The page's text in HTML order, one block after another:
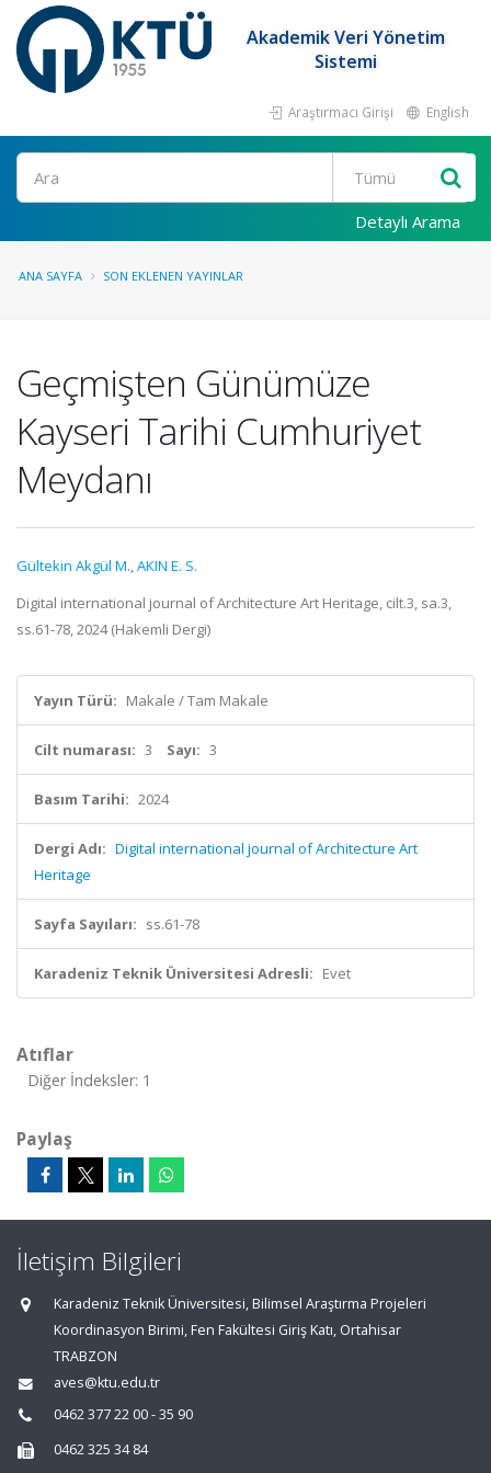
Akademik Veri Yönetim
Sistemi
Araştırmacı Girişi English
Ara
Detaylı Arama
ANA SAYFA SON EKLENEN YAYINLAR
Geçmişten Günümüze
Kayseri Tarihi Cumhuriyet
Meydanı
Gültekin Akgül M.,AKIN E. S.
Digital international journal of Architecture Art Heritage, cilt.3, sa.3,
ss.61-78, 2024 (Hakemli Dergi)
Yayın Türü: Makale / Tam Makale
Cilt numarası: 3 Sayı: 3
Basım Tarihi: 2024
Dergi Adı: Digital international journal of Architecture Art
Heritage
Sayfa Sayıları: ss.61-78
Karadeniz Teknik Üniversitesi Adresli: Evet
Atıflar
Diğer İndeksler: 1
Paylaş
İletişim Bilgileri
Karadeniz Teknik Üniversitesi, Bilimsel Araştırma Projeleri
Koordinasyon Birimi, Fen Fakültesi Giriş Katı, Ortahisar
TRABZON
aves@ktu.edu.tr
0462 377 22 00 - 35 90
0462 325 34 84